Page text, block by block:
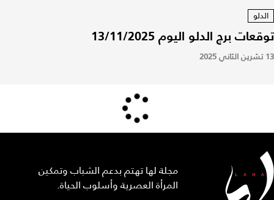
الدلو
توقعات برج الدلو اليوم 13/11/2025
13 تشرين الثاني 2025
مجلة لها تهتم بدعم الشباب وتمكين
المرأة العصرية وأسلوب الحياة.